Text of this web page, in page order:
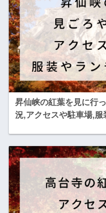
昇仙峡の紅葉を見に行
況,アクセスや駐車場,服